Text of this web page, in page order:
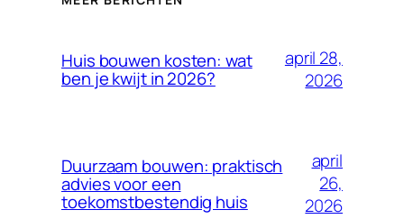
Huis bouwen kosten: wat
ben je kwijt in 2026?
april 28,
2026
Duurzaam bouwen: praktisch
advies voor een
toekomstbestendig huis
april
26,
2026